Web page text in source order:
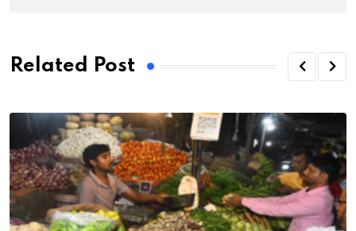
Related Post